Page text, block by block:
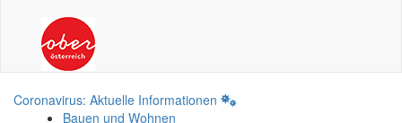
Coronavirus: Aktuelle Informationen
Bauen und Wohnen